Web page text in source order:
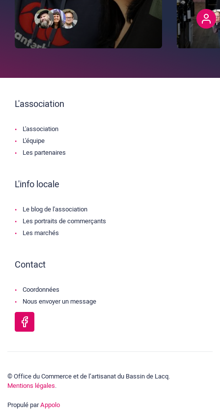
L'association
L'association
L'équipe
Les partenaires
L'info locale
Le blog de l'association
Les portraits de commerçants
Les marchés
Contact
Coordonnées
Nous envoyer un message
© Office du Commerce et de l’artisanat du Bassin de Lacq.
Mentions légales.
Propulé parAppolo